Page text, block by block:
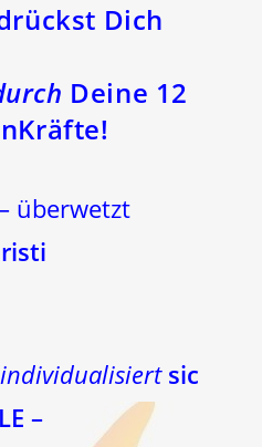
Dich
Deine 12
überwetzt
individualisiert sic
–